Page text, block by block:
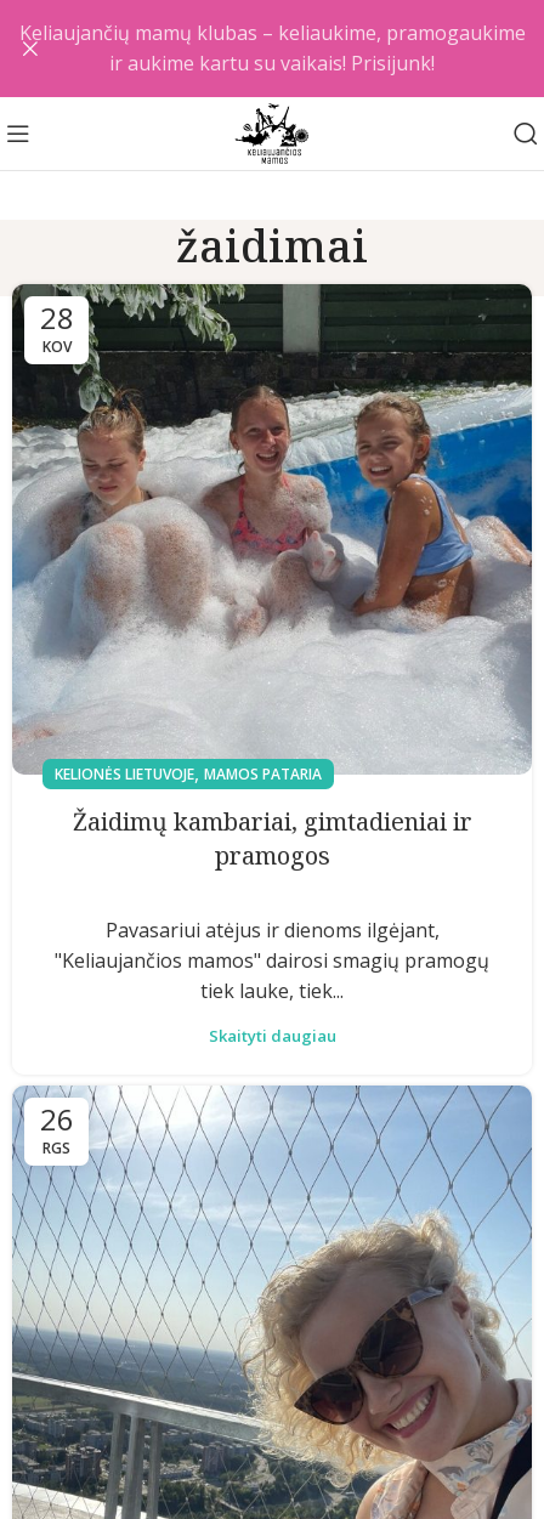
žaidimai
28
KOV
KELIONĖS LIETUVOJE, MAMOS PATARIA
Žaidimų kambariai, gimtadieniai ir
pramogos
Pavasariui atėjus ir dienoms ilgėjant,
"Keliaujančios mamos" dairosi smagių pramogų
tiek lauke, tiek...
Skaityti daugiau
26
RGS
Keliaujančių mamų klubas – keliaukime, pramogaukime
ir aukime kartu su vaikais! Prisijunk!